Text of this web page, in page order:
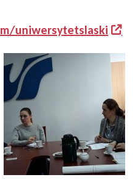
uniwersytetslaski